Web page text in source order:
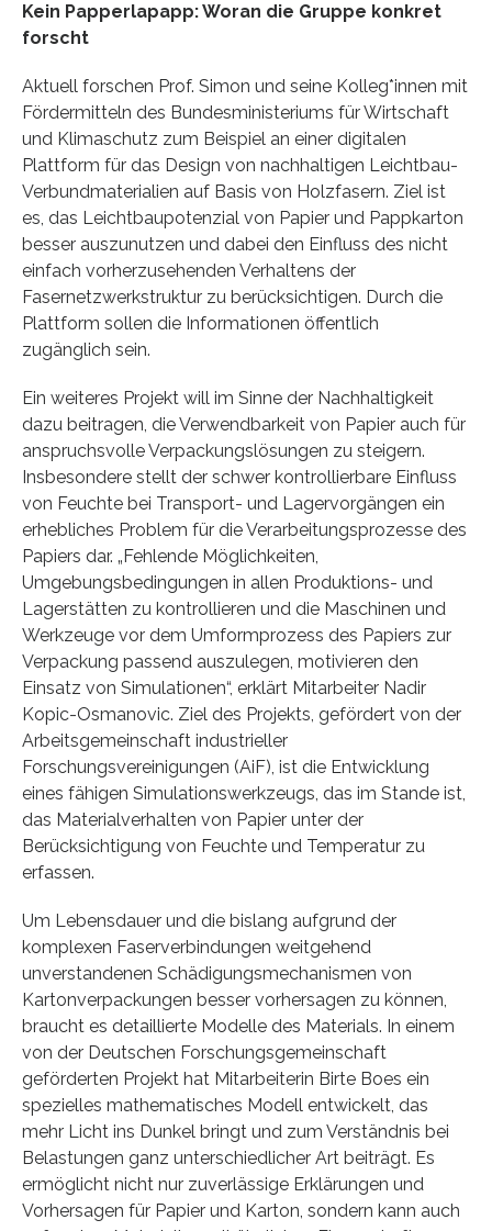
Kein Papperlapapp: Woran die Gruppe konkret
forscht
Aktuell forschen Prof. Simon und seine Kolleg*innen mit
Fördermitteln des Bundesministeriums für Wirtschaft
und Klimaschutz zum Beispiel an einer digitalen
Plattform für das Design von nachhaltigen Leichtbau-
Verbundmaterialien auf Basis von Holzfasern. Ziel ist
es, das Leichtbaupotenzial von Papier und Pappkarton
besser auszunutzen und dabei den Einfluss des nicht
einfach vorherzusehenden Verhaltens der
Fasernetzwerkstruktur zu berücksichtigen. Durch die
Plattform sollen die Informationen öffentlich
zugänglich sein.
Ein weiteres Projekt will im Sinne der Nachhaltigkeit
dazu beitragen, die Verwendbarkeit von Papier auch für
anspruchsvolle Verpackungslösungen zu steigern.
Insbesondere stellt der schwer kontrollierbare Einfluss
von Feuchte bei Transport- und Lagervorgängen ein
erhebliches Problem für die Verarbeitungsprozesse des
Papiers dar. „Fehlende Möglichkeiten,
Umgebungsbedingungen in allen Produktions- und
Lagerstätten zu kontrollieren und die Maschinen und
Werkzeuge vor dem Umformprozess des Papiers zur
Verpackung passend auszulegen, motivieren den
Einsatz von Simulationen“, erklärt Mitarbeiter Nadir
Kopic-Osmanovic. Ziel des Projekts, gefördert von der
Arbeitsgemeinschaft industrieller
Forschungsvereinigungen (AiF), ist die Entwicklung
eines fähigen Simulationswerkzeugs, das im Stande ist,
das Materialverhalten von Papier unter der
Berücksichtigung von Feuchte und Temperatur zu
erfassen.
Um Lebensdauer und die bislang aufgrund der
komplexen Faserverbindungen weitgehend
unverstandenen Schädigungsmechanismen von
Kartonverpackungen besser vorhersagen zu können,
braucht es detaillierte Modelle des Materials. In einem
von der Deutschen Forschungsgemeinschaft
geförderten Projekt hat Mitarbeiterin Birte Boes ein
spezielles mathematisches Modell entwickelt, das
mehr Licht ins Dunkel bringt und zum Verständnis bei
Belastungen ganz unterschiedlicher Art beiträgt. Es
ermöglicht nicht nur zuverlässige Erklärungen und
Vorhersagen für Papier und Karton, sondern kann auch